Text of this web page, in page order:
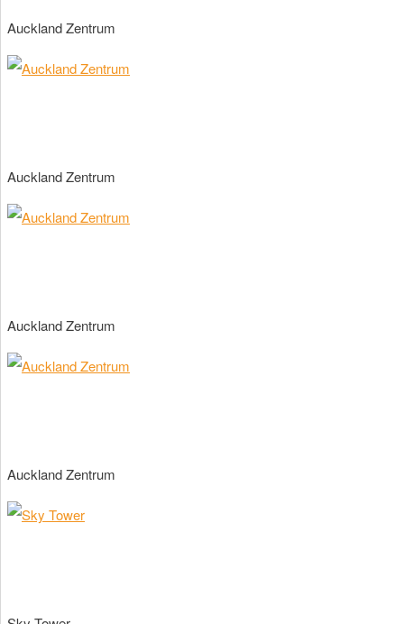
Auckland Zentrum
Auckland Zentrum
Auckland Zentrum
Auckland Zentrum